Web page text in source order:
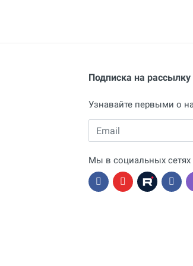
Подписка на рассылку
Узнавайте первыми о
Email
Мы в социальных сетях